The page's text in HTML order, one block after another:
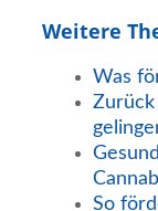
Weitere
Was
So